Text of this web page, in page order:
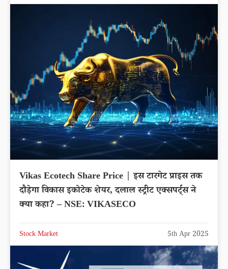
Vikas Ecotech Share Price | इस टारगेट प्राइस तक
दौड़ेगा विकास इकोटेक शेयर, दलाल स्ट्रीट एक्सपर्ट्स ने
क्या कहा? – NSE: VIKASECO
Stock Market 5th Apr 2025